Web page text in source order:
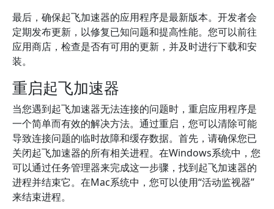
最后，确保起飞加速器的应用程序是最新版本。开发者会
定期发布更新，以修复已知问题和提高性能。您可以前往
应用商店，检查是否有可用的更新，并及时进行下载和安
装。
重启起飞加速器
当您遇到起飞加速器无法连接的问题时，重启应用程序是
一个简单而有效的解决方法。通过重启，您可以清除可能
导致连接问题的临时故障和缓存数据。首先，请确保您已
关闭起飞加速器的所有相关进程。在Windows系统中，您
可以通过任务管理器来完成这一步骤，找到起飞加速器的
进程并结束它。在Mac系统中，您可以使用“活动监视器”
来结束进程。